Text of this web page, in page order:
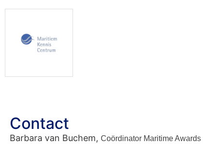
Contact
Barbara van Buchem, Coördinator Maritime Awards